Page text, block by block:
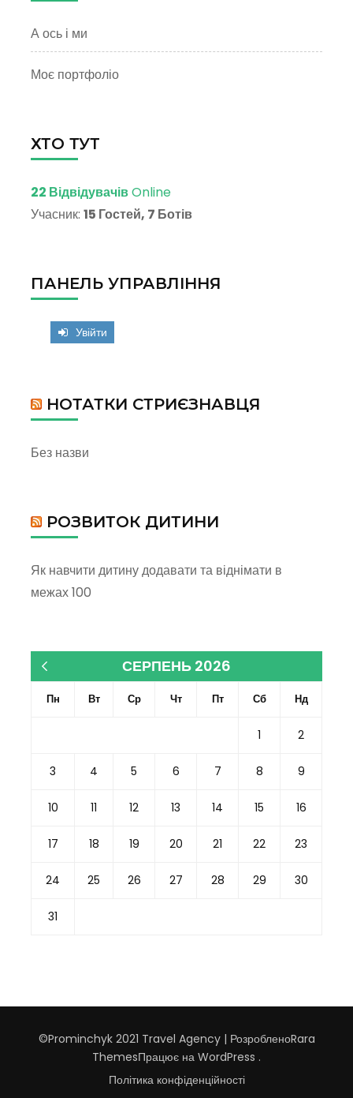
А ось і ми
Моє портфоліо
ХТО ТУТ
22 ВідвідувачівOnline
Учасник: 15 Гостей, 7 Ботів
ПАНЕЛЬ УПРАВЛІННЯ
Увійти
НОТАТКИ СТРИЄЗНАВЦЯ
Без назви
РОЗВИТОК ДИТИНИ
Як навчити дитину додавати та віднімати в
межах 100
СЕРПЕНЬ 2026
Пн Вт Ср Чт Пт Сб Нд
1 2
3 4 5 6 7 8 9
10 11 12 13 14 15 16
17 18 19 20 21 22 23
24 25 26 27 28 29 30
31
©Prominchyk 2021 Travel Agency | РозробленоRara
ThemesПрацює на WordPress .
Політика конфіденційності